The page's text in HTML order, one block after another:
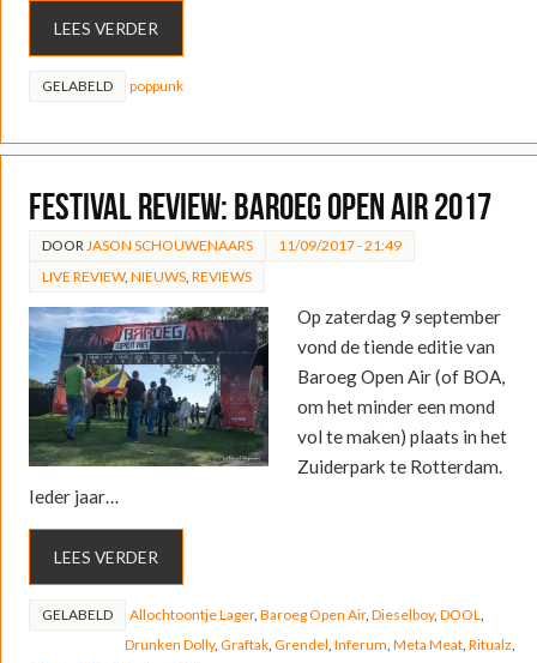
LEES VERDER
GELABELD poppunk
FESTIVAL REVIEW: Baroeg Open Air 2017
DOOR JASON SCHOUWENAARS
11/09/2017 - 21:49
LIVE REVIEW, NIEUWS, REVIEWS
Op zaterdag 9 september
vond de tiende editie van
Baroeg Open Air (of BOA,
om het minder een mond
vol te maken) plaats in het
Zuiderpark te Rotterdam.
Ieder jaar…
LEES VERDER
GELABELD Allochtoontje Lager, Baroeg Open Air, Dieselboy, DOOL
Drunken Dolly, Graftak, Grendel Inferum Meta Meat, Ritualz